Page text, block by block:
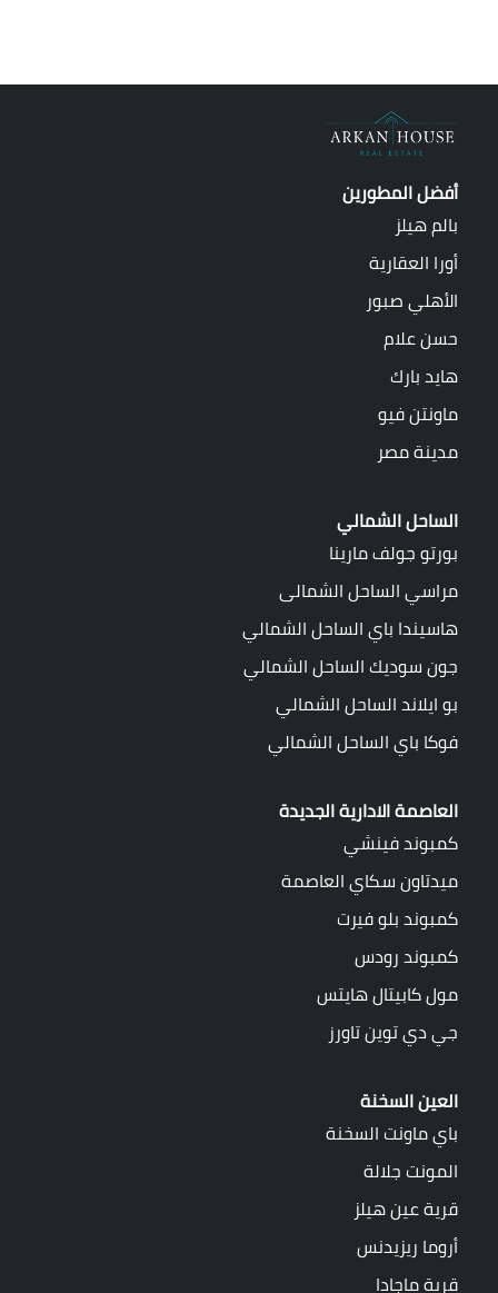
أفضل المطورين
بالم هيلز
أورا العقارية
الأهلي صبور
حسن علام
هايد بارك
ماونتن فيو
مدينة مصر
الساحل الشمالي
بورتو جولف مارينا
مراسي الساحل الشمالى
هاسيندا باي الساحل الشمالي
جون سوديك الساحل الشمالي
بو ايلاند الساحل الشمالي
فوكا باي الساحل الشمالي
العاصمة الادارية الجديدة
كمبوند فينشي
ميدتاون سكاي العاصمة
كمبوند بلو فيرت
كمبوند رودس
مول كابيتال هايتس
جي دي توين تاورز
العين السخنة
باي ماونت السخنة
المونت جلالة
قرية عين هيلز
أروما ريزيدنس
قرية ماجادا